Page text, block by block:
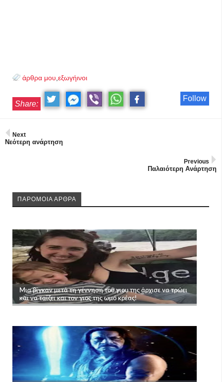
άρθρα μου,εξωγήινοι
Follow
Share:
Next
Νεότερη ανάρτηση
Previous
Παλαιότερη Ανάρτηση
ΠΑΡΟΜΟΙΑ ΑΡΘΡΑ